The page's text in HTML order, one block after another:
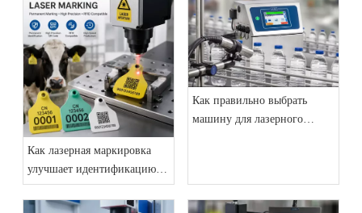
промышленной продукции
для производителей
Как лазерная маркировка
улучшает идентификацию
ушных бирок животных и
отслеживаемость скота
Как правильно выбрать
машину для лазерного